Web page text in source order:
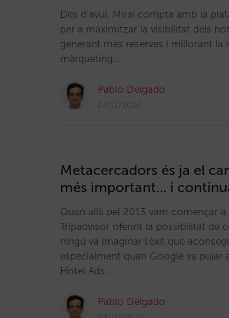
Des d’avui, Mirai compta amb la
per a maximitzar la visibilitat dels
generant més reserves i millorant la
màrqueting.…
Pablo Delgado
17/11/2020
Metacercadors és ja el
més important… i
Quan allà pel 2013 vam començar
Tripadvisor oferint la possibilitat de
ningú va imaginar l'èxit que
especialment quan Google va pujar
Hotel Ads.…
Pablo Delgado